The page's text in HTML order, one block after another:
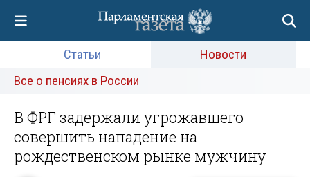
Статьи
Новости
Все о пенсиях в России
В ФРГ задержали угрожавшего
совершить нападение на
рождественском рынке мужчину